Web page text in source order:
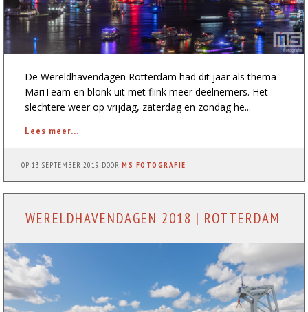
De Wereldhavendagen Rotterdam had dit jaar als thema
MariTeam en blonk uit met flink meer deelnemers. Het
slechtere weer op vrijdag, zaterdag en zondag he...
Lees meer...
OP13 SEPTEMBER 2019 DOORMS FOTOGRAFIE
WERELDHAVENDAGEN 2018 | ROTTERDAM